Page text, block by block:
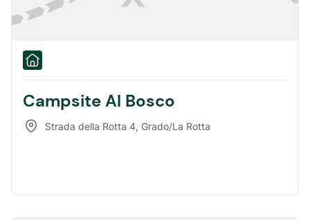
Campsite Al Bosco
Strada della Rotta 4, Grado/La Rotta